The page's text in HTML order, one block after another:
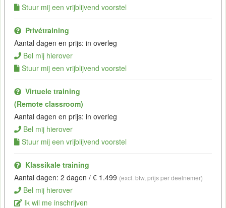
Stuur mij een vrijblijvend voorstel
Privétraining
Aantal dagen en prijs: in overleg
Bel mij hierover
Stuur mij een vrijblijvend voorstel
Virtuele training
(Remote classroom)
Aantal dagen en prijs: in overleg
Bel mij hierover
Stuur mij een vrijblijvend voorstel
Klassikale training
Aantal dagen: 2 dagen / € 1.499 (excl. btw, prijs per deelnemer)
Bel mij hierover
Ik wil me inschrijven